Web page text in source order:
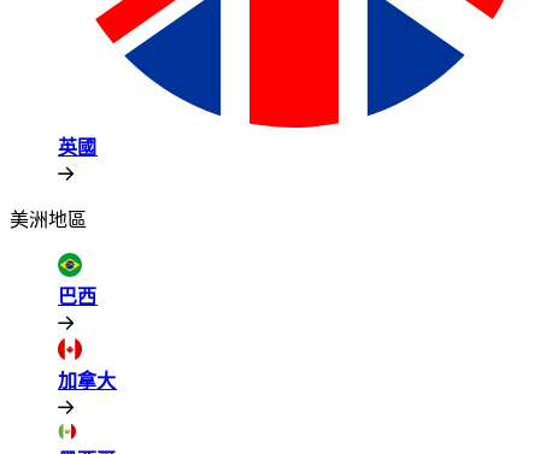
英國​​
美洲地區​​
巴西​​
加拿大​​